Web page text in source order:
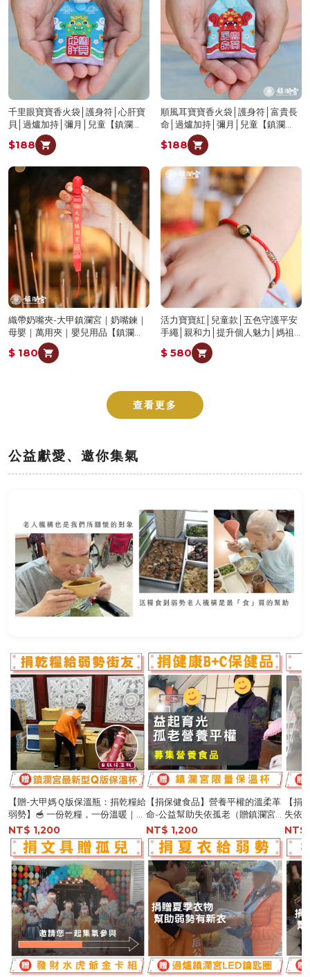
千里眼寶寶香火袋│護身符│心肝寶
貝│過爐加持│彌月│兒童【鎮瀾
$188
順風耳寶寶香火袋│護身符│富貴長
命│過爐加持│彌月│兒童【鎮瀾
$188
織帶奶嘴夾-大甲鎮瀾宮｜奶嘴鍊｜
母嬰｜萬用夾｜嬰兒用品【鎮瀾
$ 180
活力寶寶紅│兒童款│五色守護平安
手繩│親和力│提升個人魅力│媽祖
賜福平安【鎮瀾宮×天后】
$ 580
查看更多
公益獻愛、邀你集氣
【贈-大甲媽Ｑ版保溫瓶：捐乾糧給
弱勢】🥣 一份乾糧，一份溫暖｜公
益募集開跑 ❤️（參與【公益乾糧募
集】贈「過爐加持限定杯型保溫
杯」（市價 $899）
NT$ 1,200
【捐保健食品】營養平權的溫柔革
命-公益幫助失依孤老（贈鎮瀾宮
限量推出1000ml保溫瓶）
NT$ 1,200
【捐
失依
包）
NT$